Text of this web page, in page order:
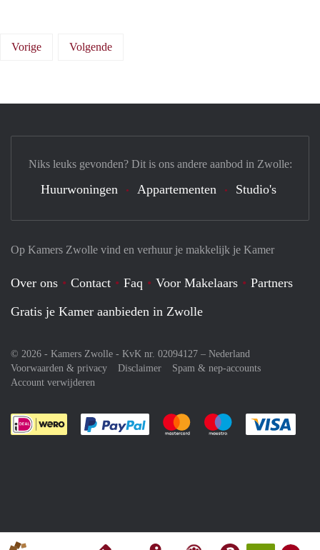
Vorige Volgende
Op Kamers Zwolle vind en verhuur je makkelijk je Kamer
Over ons Contact Faq Voor Makelaars
Partners
Gratis je Kamer aanbieden in Zwolle
© 2026 - Kamers Zwolle - KvK nr. 02094127 – Nederland
Voorwaarden & privacy
Disclaimer
Spam & nep-accounts
Account verwijderen
Je rekent gemakkelijk af met Paypal
Je rekent gemakkelijk af met
Je rekent
Niks leuks gevonden? Dit is ons andere aanbod in Zwolle:
Huurwoningen Appartementen Studio's